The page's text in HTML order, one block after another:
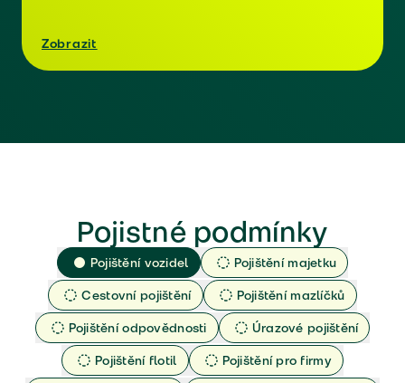
Zobrazit
Pojistné podmínky
Pojištění vozidel
Pojištění majetku
Cestovní pojištění
Pojištění mazlíčků
Pojištění odpovědnosti
Úrazové pojištění
Pojištění flotil
Pojištění pro firmy